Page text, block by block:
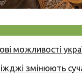
можливості
змінюють